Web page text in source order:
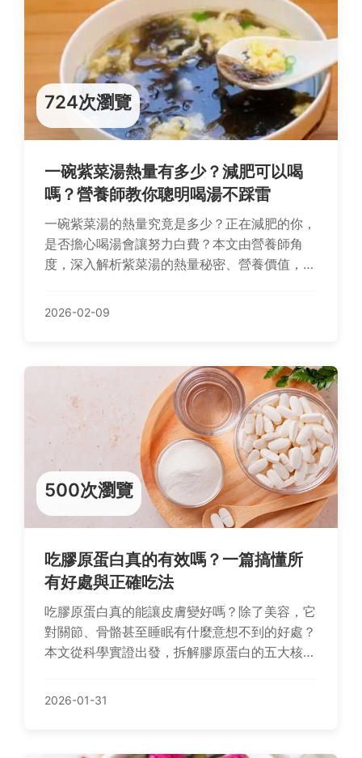
724次瀏覽
一碗紫菜湯熱量有多少？減肥可以喝
嗎？營養師教你聰明喝湯不踩雷
一碗紫菜湯的熱量究竟是多少？正在減肥的你，
是否擔心喝湯會讓努力白費？本文由營養師角
度，深入解析紫菜湯的熱量秘密、營養價值，並
同時兼顧健康與身材管理。
2026-02-09
500次瀏覽
吃膠原蛋白真的有效嗎？一篇搞懂所
有好處與正確吃法
吃膠原蛋白真的能讓皮膚變好嗎？除了美容，它
對關節、骨骼甚至睡眠有什麼意想不到的好處？
本文從科學實證出發，拆解膠原蛋白的五大核心
你避開無效補充的常見陷阱。
2026-01-31